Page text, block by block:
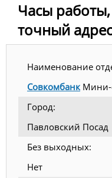
Часы
точный
Наименование
СовкомбанкМини-
Город:
Павловский Посад
Без выходных:
Нет